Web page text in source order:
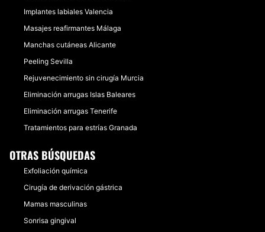
Implantes labiales Valencia
Masajes reafirmantes Málaga
Manchas cutáneas Alicante
Peeling Sevilla
Rejuvenecimiento sin cirugía Murcia
Eliminación arrugas Islas Baleares
Eliminación arrugas Tenerife
Tratamientos para estrías Granada
OTRAS BÚSQUEDAS
Exfoliación química
Cirugía de derivación gástrica
Mamas masculinas
Sonrisa gingival